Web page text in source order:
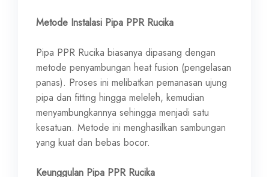
Metode Instalasi Pipa PPR Rucika
Pipa PPR Rucika biasanya dipasang dengan
metode penyambungan heat fusion (pengelasan
panas). Proses ini melibatkan pemanasan ujung
pipa dan fitting hingga meleleh, kemudian
menyambungkannya sehingga menjadi satu
kesatuan. Metode ini menghasilkan sambungan
yang kuat dan bebas bocor.
Keunggulan Pipa PPR Rucika